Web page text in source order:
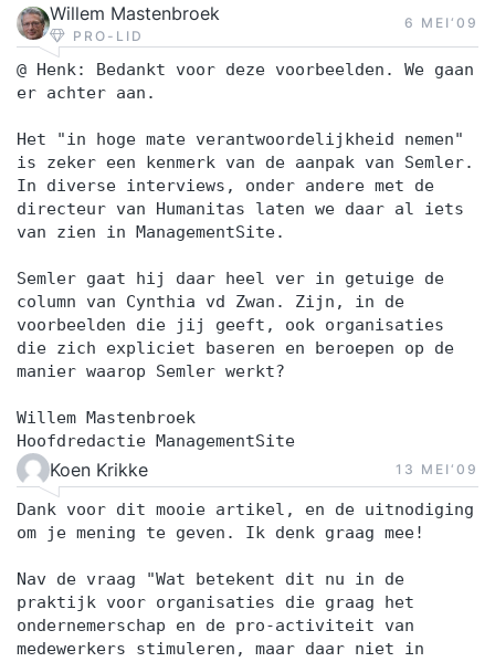
Willem Mastenbroek
PRO-LID
6 MEI‘09
@ Henk: Bedankt voor deze voorbeelden. We gaan
er achter aan.
Het "in hoge mate verantwoordelijkheid nemen"
is zeker een kenmerk van de aanpak van Semler.
In diverse interviews, onder andere met de
directeur van Humanitas laten we daar al iets
van zien in ManagementSite.
Semler gaat hij daar heel ver in getuige de
column van Cynthia vd Zwan. Zijn, in de
voorbeelden die jij geeft, ook organisaties
die zich expliciet baseren en beroepen op de
manier waarop Semler werkt?
Willem Mastenbroek
Hoofdredactie ManagementSite
Koen Krikke 13 MEI‘09
Dank voor dit mooie artikel, en de uitnodiging
om je mening te geven. Ik denk graag mee!
Nav de vraag "Wat betekent dit nu in de
praktijk voor organisaties die graag het
ondernemerschap en de pro-activiteit van
medewerkers stimuleren, maar daar niet in